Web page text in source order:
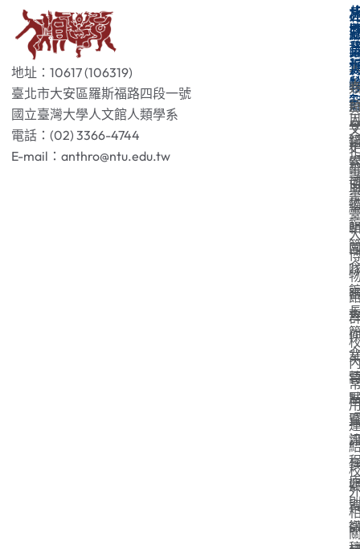
地址：10617 (106319)
臺北市大安區羅斯福路四段一號
國立臺灣大學人文館人類學系
電話：(02) 3366-4744
E-mail：anthro@ntu.edu.tw